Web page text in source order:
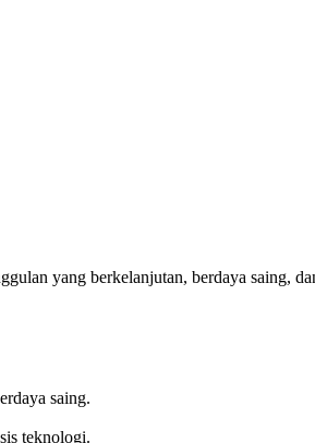
yang berkelanjutan, berdaya saing,
saing.
teknologi.